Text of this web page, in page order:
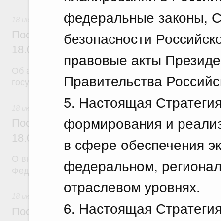
федеральные законы,
безопасности
правовые акты
Правительства
5. Настоящая
формирования и
в сфере обеспечения
федеральном,
отраслевом уровнях.
6. Настоящая
Постановление Правительства
18.07.2026 г. № 904
Об авансировании
государственных контрактов
Постановление Правительства
18.07.2026 г. № 909
О внесении изменения в постановление
Федерации от 17 февраля 2024 г. № 179
Постановление Правительства